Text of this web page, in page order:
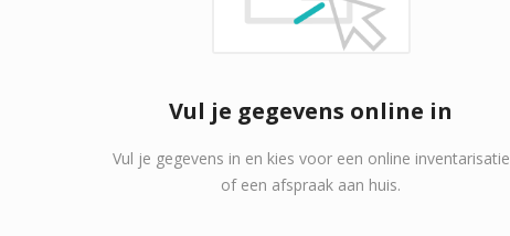
Vul je gegevens online in
Vul je gegevens in en kies voor een online inventarisatie
of een afspraak aan huis.